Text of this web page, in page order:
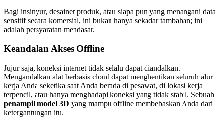
Bagi insinyur, desainer produk, atau siapa pun yang menangani data
sensitif secara komersial, ini bukan hanya sekadar tambahan; ini
adalah persyaratan mendasar.
Keandalan Akses Offline
Jujur saja, koneksi internet tidak selalu dapat diandalkan.
Mengandalkan alat berbasis cloud dapat menghentikan seluruh alur
kerja Anda seketika saat Anda berada di pesawat, di lokasi kerja
terpencil, atau hanya menghadapi koneksi yang tidak stabil. Sebuah
penampil model 3D yang mampu offline membebaskan Anda dari
ketergantungan itu.